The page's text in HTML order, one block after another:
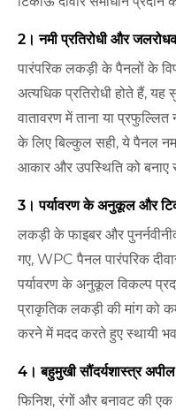
2। नमी प्रतिरोधी और
पारंपरिक लकड़ी के पैनलों के
अत्यधिक प्रतिरोधी होते हैं, यह
वातावरण में ताना या
के लिए बिल्कुल सही, ये पैनल
आकार और उपस्थिति को बनाए
3। पर्यावरण के अनुकूल और
लकड़ी के फाइबर और
गए, WPC पैनल पारंपरिक
पर्यावरण के अनुकूल विकल्प
प्राकृतिक लकड़ी की मांग को
करने में मदद करते हुए स्थायी
4। बहुमुखी सौंदर्यशास्त्र अपील
फिनिश, रंगों और बनावट की